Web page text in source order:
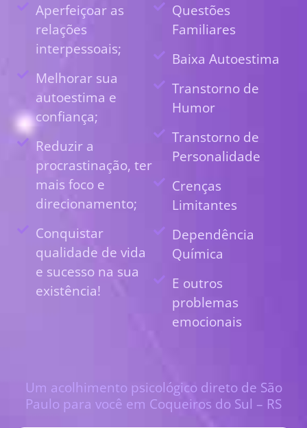
Aperfeiçoar as
relações
interpessoais;
Melhorar sua
autoestima e
confiança;
Reduzir a
procrastinação, ter
mais foco e
direcionamento;
Conquistar
qualidade de vida
e sucesso na sua
existência!
Questões
Familiares
Baixa Autoestima
Transtorno de
Humor
Transtorno de
Personalidade
Crenças
Limitantes
Dependência
Química
E outros
problemas
emocionais
Um acolhimento psicológico direto de São
Paulo para você em Coqueiros do Sul – RS